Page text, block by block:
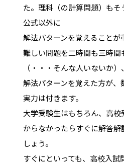
た。理科（の計算問題）も
公式以外に
解法パターンを覚えることが
難しい問題を二時間も三時間
（・・・そんな人いないか
解法パターンを覚えた方が、
実力は付きます。
大学受験生はもちろん、高
からなかったらすぐに解答
しょう。
すぐにといっても、高校入試